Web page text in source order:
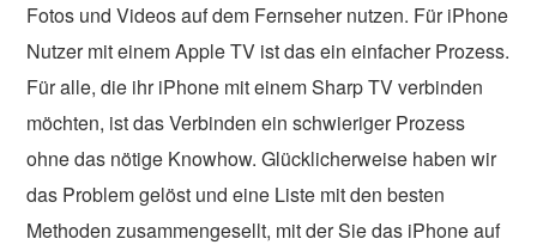
Fotos und Videos auf dem Fernseher nutzen. Für iPhone
Nutzer mit einem Apple TV ist das ein einfacher Prozess.
Für alle, die ihr iPhone mit einem Sharp TV verbinden
möchten, ist das Verbinden ein schwieriger Prozess
ohne das nötige Knowhow. Glücklicherweise haben wir
das Problem gelöst und eine Liste mit den besten
Methoden zusammengesellt, mit der Sie das iPhone auf